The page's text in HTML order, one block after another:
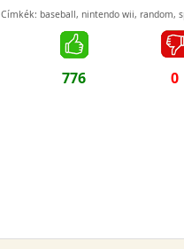
Címkék: baseball, nintendo wii, random,
776 0